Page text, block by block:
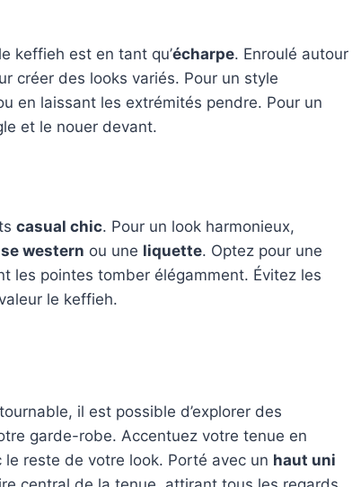
keffieh est en tant qu’écharpe. Enroulé autour
créer des looks variés. Pour un style
en laissant les extrémités pendre. Pour un
et le nouer devant.
casual chic. Pour un look harmonieux,
western ou une liquette. Optez pour une
les pointes tomber élégamment. Évitez les
le keffieh.
il est possible d’explorer des
garde-robe. Accentuez votre tenue en
le reste de votre look. Porté avec un haut uni